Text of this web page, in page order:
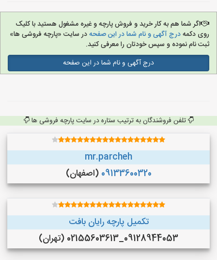
اگر شما هم به کار خرید و فروش پارچه و غیره مشغول هستید با کلیک
روی دکمهدرج آگهی و نام شما در این صفحهدر سایت «پارچه فروشی ها»
ثبت نام نموده و سپس خودتان را معرفی کنید.
درج آگهی و نام شما در این صفحه
تلفن فروشندگان به ترتیب ستاره در سایت پارچه فروشی ها
mr.parcheh
09133600320 (اصفهان)
تکمیل پارچه رایان بافت
09128944053_02155603613 (تهران)